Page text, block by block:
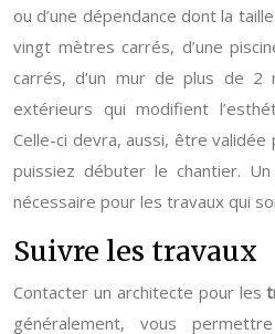
ou d’une dépendance dont la
vingt mètres carrés, d’une
carrés, d’un mur de plus de
extérieurs qui modifient
Celle-ci devra, aussi, être
puissiez débuter le chantier.
nécessaire pour les travaux qui
Suivre les travaux
Contacter un architecte pour les
généralement, vous